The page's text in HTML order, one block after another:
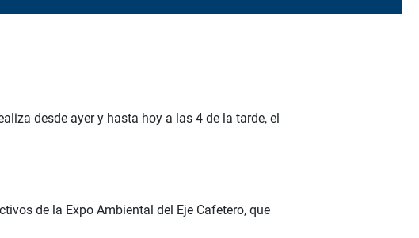
desde ayer y hasta hoy a las 4 de la tarde, el
de la Expo Ambiental del Eje Cafetero, que